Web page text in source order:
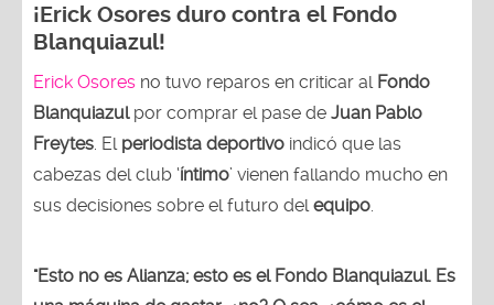
¡Erick Osores duro contra el Fondo
Blanquiazul!
Erick Osores no tuvo reparos en criticar al Fondo
Blanquiazul por comprar el pase de Juan Pablo
Freytes . El periodista deportivo indicó que las
cabezas del club ‘íntimo’ vienen fallando mucho en
sus decisiones sobre el futuro del equipo
"Esto no es Alianza; esto es el Fondo Blanquiazul. Es